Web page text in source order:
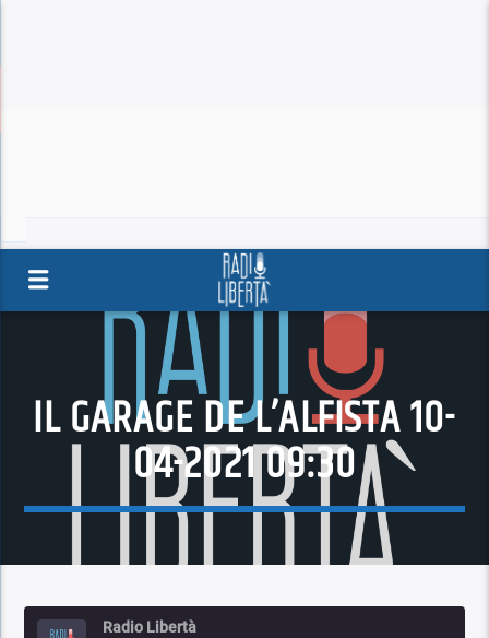
IL GARAGE DE L’ALFISTA 10-
04-2021 09:30
Radio Libertà